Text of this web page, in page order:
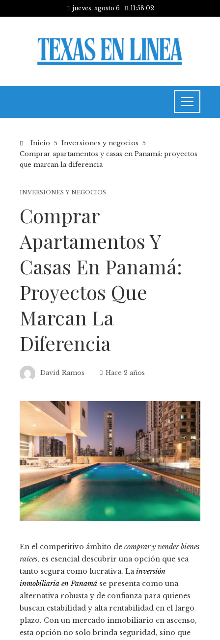
jueves, agosto 6 11:58:02
Inicio
Inversiones y negocios
Comprar apartamentos y casas en Panamá: proyectos
que marcan la diferencia
INVERSIONES Y NEGOCIOS
Comprar
Apartamentos Y
Casas En Panamá:
Proyectos Que
Marcan La
Diferencia
David Ramos Hace 2 años
En el competitivo ámbito de comprar y vender bienes
raíces, es esencial descubrir una opción que sea
tanto segura como lucrativa. Lainversión
inmobiliaria en Panamá se presenta como una
alternativa robusta y de confianza para quienes
buscan estabilidad y alta rentabilidad en el largo
plazo. Con un mercado inmobiliario en ascenso,
esta opción no solo brinda seguridad, sino que